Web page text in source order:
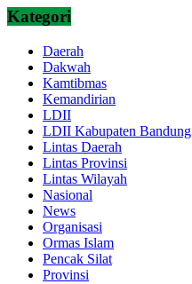
Kategori
Daerah
Dakwah
Kamtibmas
Kemandirian
LDII
LDII Kabupaten Bandung
Lintas Daerah
Lintas Provinsi
Lintas Wilayah
Nasional
News
Organisasi
Ormas Islam
Pencak Silat
Provinsi